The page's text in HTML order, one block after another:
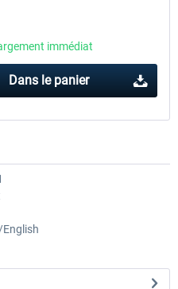
immédiat
Dans le panier